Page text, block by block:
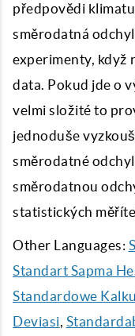
předpovědi
směrodatná
experimenty, když
data. Pokud jde o
velmi složité to
jednoduše
směrodatné
směrodatnou
statistických
Other Languages:
Standart Sapma
Standardowe
Deviasi,